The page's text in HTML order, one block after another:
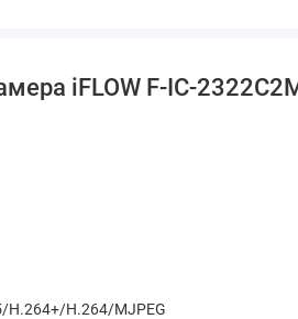
iFLOW F-IC-
H.264+/H.264/MJPEG